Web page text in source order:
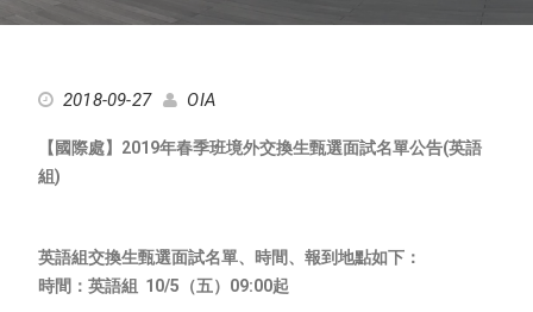
2018-09-27 OIA
【國際處】2019年春季班境外交換生甄選面試名單公告(英語
組)
英語組交換生甄選面試名單、時間、報到地點如下：
時間：英語組 10/5（五）09:00起